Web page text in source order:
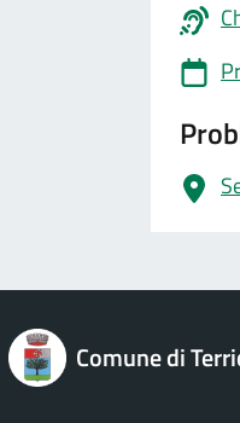
Comune di